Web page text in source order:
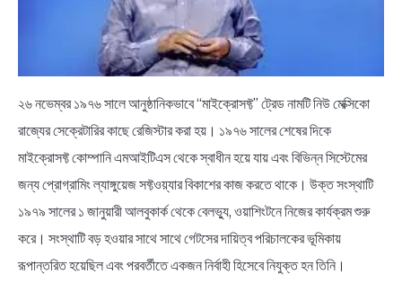
২৬ নভেম্বর ১৯৭৬ সালে আনুষ্ঠানিকভাবে “মাইক্রোসফ্ট” ট্রেড নামটি নিউ মেক্সিকো
রাজ্যের সেক্রেটারির কাছে রেজিস্টার করা হয়। ১৯৭৬ সালের শেষের দিকে
মাইক্রোসফ্ট কোম্পানি এমআইটিএস থেকে স্বাধীন হয়ে যায় এবং বিভিন্ন সিস্টেমের
জন্য প্রোগ্রামিং ল্যাঙ্গুয়েজ সফ্টওয়্যার বিকাশের কাজ করতে থাকে। উক্ত সংস্থাটি
১৯৭৯ সালের ১ জানুয়ারী আলবুকার্ক থেকে বেলভ্যু, ওয়াশিংটনে নিজের কার্যক্রম শুরু
করে। সংস্থাটি বড় হওয়ার সাথে সাথে গেটসের দায়িত্ব পরিচালকের ভূমিকায়
রূপান্তরিত হয়েছিল এবং পরবর্তীতে একজন নির্বাহী হিসেবে নিযুক্ত হন তিনি।